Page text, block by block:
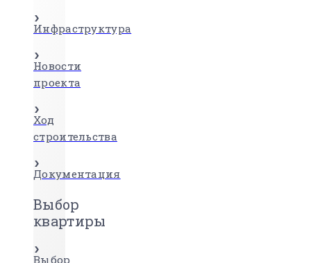
Инфраструктура
Новости
проекта
Ход
строительства
Документация
Выбор
квартиры
Выбор